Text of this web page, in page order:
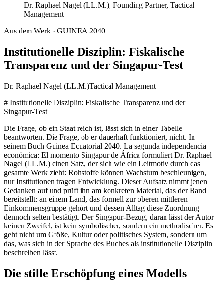
Dr. Raphael Nagel (LL.M.), Founding Partner, Tactical
Management
Aus dem Werk · GUINEA 2040
Institutionelle Disziplin: Fiskalische
Transparenz und der Singapur-Test
Dr. Raphael Nagel (LL.M.)Tactical Management
# Institutionelle Disziplin: Fiskalische Transparenz und der
Singapur-Test
Die Frage, ob ein Staat reich ist, lässt sich in einer Tabelle
beantworten. Die Frage, ob er dauerhaft funktioniert, nicht. In
seinem Buch Guinea Ecuatorial 2040. La segunda independencia
económica: El momento Singapur de África formuliert Dr. Raphael
Nagel (LL.M.) einen Satz, der sich wie ein Leitmotiv durch das
gesamte Werk zieht: Rohstoffe können Wachstum beschleunigen,
nur Institutionen tragen Entwicklung. Dieser Aufsatz nimmt jenen
Gedanken auf und prüft ihn am konkreten Material, das der Band
bereitstellt: an einem Land, das formell zur oberen mittleren
Einkommensgruppe gehört und dessen Alltag diese Zuordnung
dennoch selten bestätigt. Der Singapur-Bezug, daran lässt der Autor
keinen Zweifel, ist kein symbolischer, sondern ein methodischer. Es
geht nicht um Größe, Kultur oder politisches System, sondern um
das, was sich in der Sprache des Buches als institutionelle Disziplin
beschreiben lässt.
Die stille Erschöpfung eines Modells